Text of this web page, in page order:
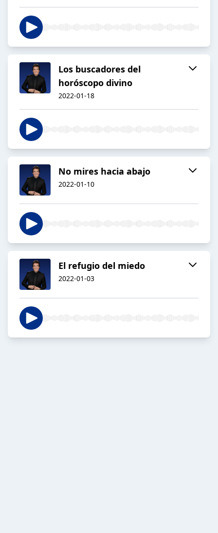
Los buscadores del
horóscopo divino
2022-01-18
No mires hacia abajo
2022-01-10
El refugio del miedo
2022-01-03